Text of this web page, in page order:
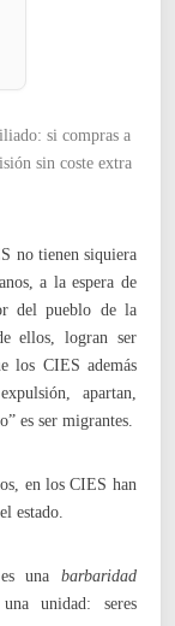
si compras a
sin coste extra
no tienen siquiera
a la espera de
del pueblo de la
ellos, logran ser
los CIES además
apartan,
es ser migrantes.
en los CIES han
estado.
una barbaridad
unidad: seres